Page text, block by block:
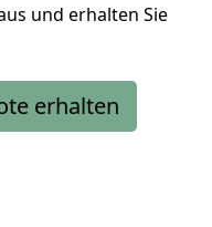
und erhalten Sie
erhalten